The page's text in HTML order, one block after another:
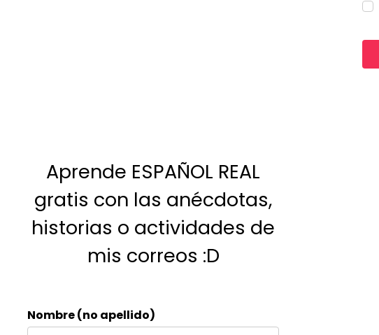
Aprende ESPAÑOL REAL
gratis con las anécdotas,
historias o actividades de
mis correos :D
Nombre (no apellido)